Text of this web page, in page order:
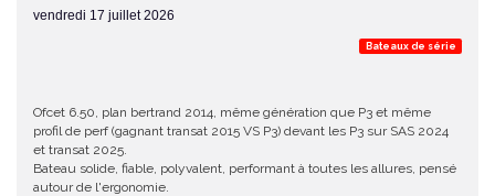
vendredi 17 juillet 2026
Bateaux de série
Ofcet 6.50, plan bertrand 2014, même génération que P3 et même
profil de perf (gagnant transat 2015 VS P3) devant les P3 sur SAS 2024
et transat 2025.
Bateau solide, fiable, polyvalent, performant à toutes les allures, pensé
autour de l'ergonomie.